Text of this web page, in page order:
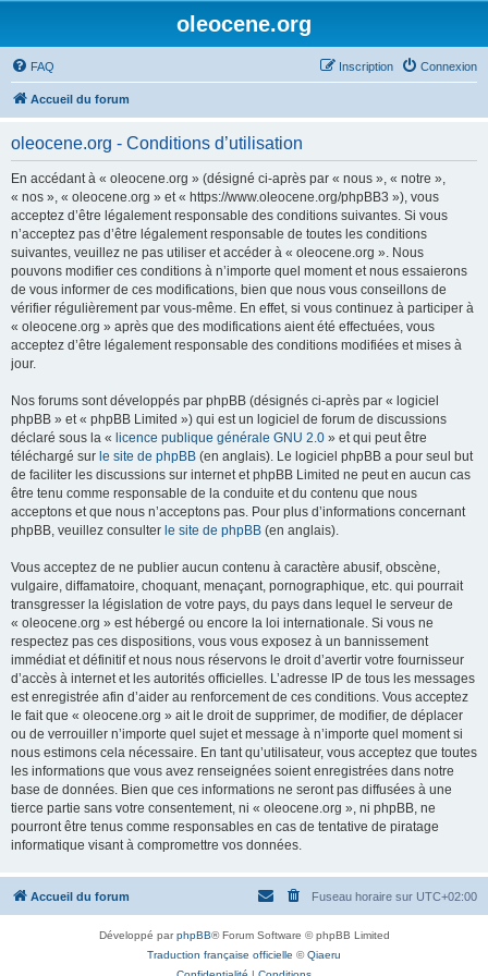
oleocene.org
FAQ Connexion
Inscription
Accueil du forum
oleocene.org - Conditions d’utilisation
En accédant à « oleocene.org » (désigné ci-après par « nous », « notre »,
« nos », « oleocene.org » et « https://www.oleocene.org/phpBB3 »), vous
acceptez d’être légalement responsable des conditions suivantes. Si vous
n’acceptez pas d’être légalement responsable de toutes les conditions
suivantes, veuillez ne pas utiliser et accéder à « oleocene.org ». Nous
pouvons modifier ces conditions à n’importe quel moment et nous essaierons
de vous informer de ces modifications, bien que nous vous conseillons de
vérifier régulièrement par vous-même. En effet, si vous continuez à participer à
« oleocene.org » après que des modifications aient été effectuées, vous
acceptez d’être légalement responsable des conditions modifiées et mises à
jour.
Nos forums sont développés par phpBB (désignés ci-après par « logiciel
phpBB » et « phpBB Limited ») qui est un logiciel de forum de discussions
déclaré sous la « licence publique générale GNU 2.0 » et qui peut être
téléchargé sur le site de phpBB (en anglais). Le logiciel phpBB a pour seul but
de faciliter les discussions sur internet et phpBB Limited ne peut en aucun cas
être tenu comme responsable de la conduite et du contenu que nous
acceptons et que nous n’acceptons pas. Pour plus d’informations concernant
phpBB, veuillez consulter le site de phpBB (en anglais).
Vous acceptez de ne publier aucun contenu à caractère abusif, obscène,
vulgaire, diffamatoire, choquant, menaçant, pornographique, etc. qui pourrait
transgresser la législation de votre pays, du pays dans lequel le serveur de
« oleocene.org » est hébergé ou encore la loi internationale. Si vous ne
respectez pas ces dispositions, vous vous exposez à un bannissement
immédiat et définitif et nous nous réservons le droit d’avertir votre fournisseur
d’accès à internet et les autorités officielles. L’adresse IP de tous les messages
est enregistrée afin d’aider au renforcement de ces conditions. Vous acceptez
le fait que « oleocene.org » ait le droit de supprimer, de modifier, de déplacer
ou de verrouiller n’importe quel sujet et message à n’importe quel moment si
nous estimons cela nécessaire. En tant qu’utilisateur, vous acceptez que toutes
les informations que vous avez renseignées soient enregistrées dans notre
base de données. Bien que ces informations ne seront pas diffusées à une
tierce partie sans votre consentement, ni « oleocene.org », ni phpBB, ne
pourront être tenus comme responsables en cas de tentative de piratage
informatique visant à compromettre vos données.
Accueil du forum Fuseau horaire sur UTC+02:00
Développé parphpBB® Forum Software © phpBB Limited
Traduction française officielle ©Qiaeru